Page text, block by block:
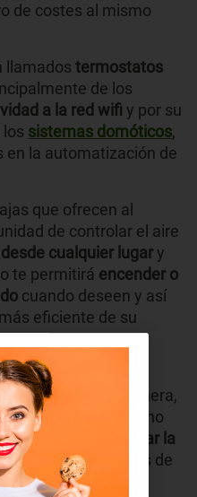
de costes al mismo
llamados termostatos
de los
a la red wifi y por su
sistemas domóticos,
en la automatización de
que ofrecen al
de controlar el aire
desde cualquier lugary
te permitirá encender o
cuando deseen y así
eficiente de su
momento
casa. De esta manera,
encendido cuando no
puedes
programar la
justo antes de